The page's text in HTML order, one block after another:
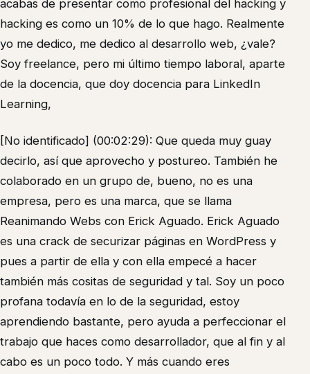
acabas de presentar como profesional del hacking y
hacking es como un 10% de lo que hago. Realmente
yo me dedico, me dedico al desarrollo web, ¿vale?
Soy freelance, pero mi último tiempo laboral, aparte
de la docencia, que doy docencia para LinkedIn
Learning,
[No identificado] (00:02:29): Que queda muy guay
decirlo, así que aprovecho y postureo. También he
colaborado en un grupo de, bueno, no es una
empresa, pero es una marca, que se llama
Reanimando Webs con Erick Aguado. Erick Aguado
es una crack de securizar páginas en WordPress y
pues a partir de ella y con ella empecé a hacer
también más cositas de seguridad y tal. Soy un poco
profana todavía en lo de la seguridad, estoy
aprendiendo bastante, pero ayuda a perfeccionar el
trabajo que haces como desarrollador, que al fin y al
cabo es un poco todo. Y más cuando eres